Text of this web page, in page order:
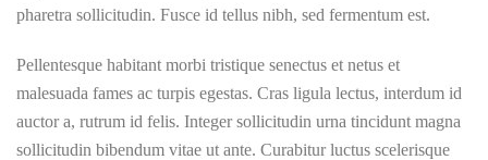
pharetra sollicitudin. Fusce id tellus nibh, sed fermentum est.
Pellentesque habitant morbi tristique senectus et netus et
malesuada fames ac turpis egestas. Cras ligula lectus, interdum id
auctor a, rutrum id felis. Integer sollicitudin urna tincidunt magna
sollicitudin bibendum vitae ut ante. Curabitur luctus scelerisque